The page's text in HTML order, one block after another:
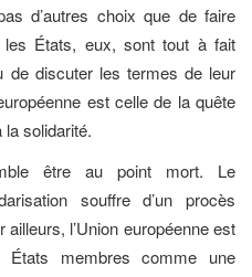
d’autres choix que de faire
États, eux, sont tout à fait
de discuter les termes de leur
est celle de la quête
solidarité.
être au point mort. Le
souffre d’un procès
l’Union européenne est
membres comme une